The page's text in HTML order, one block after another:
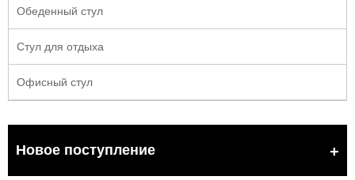
Обеденный стул
Стул для отдыха
Офисный стул
Новое поступление